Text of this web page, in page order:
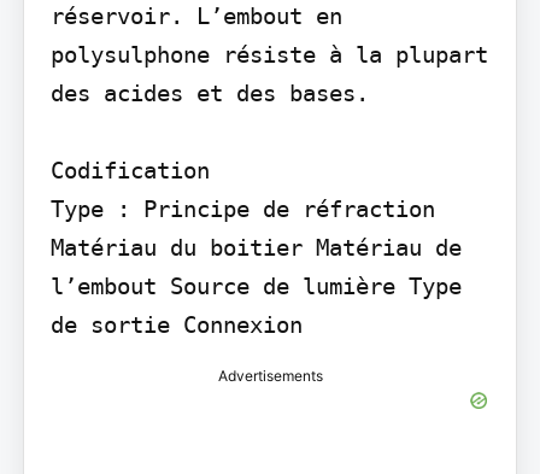
réservoir. L’embout en
polysulphone résiste à la plupart
des acides et des bases.
Codification
Type : Principe de réfraction
Matériau du boitier Matériau de
l’embout Source de lumière Type
de sortie Connexion
Advertisements